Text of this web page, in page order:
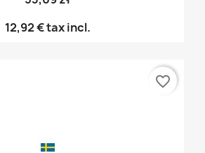
12,92 €tax incl.
favorite_border